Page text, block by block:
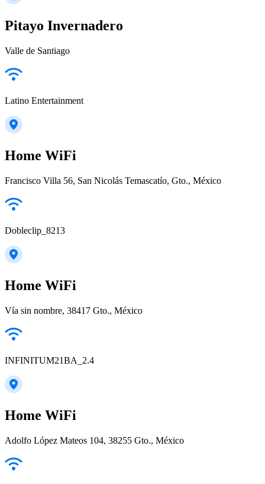
Pitayo Invernadero
Valle de Santiago
Latino Entertainment
Home WiFi
Francisco Villa 56, San Nicolás Temascatío, Gto., México
Dobleclip_8213
Home WiFi
Vía sin nombre, 38417 Gto., México
INFINITUM21BA_2.4
Home WiFi
Adolfo López Mateos 104, 38255 Gto., México